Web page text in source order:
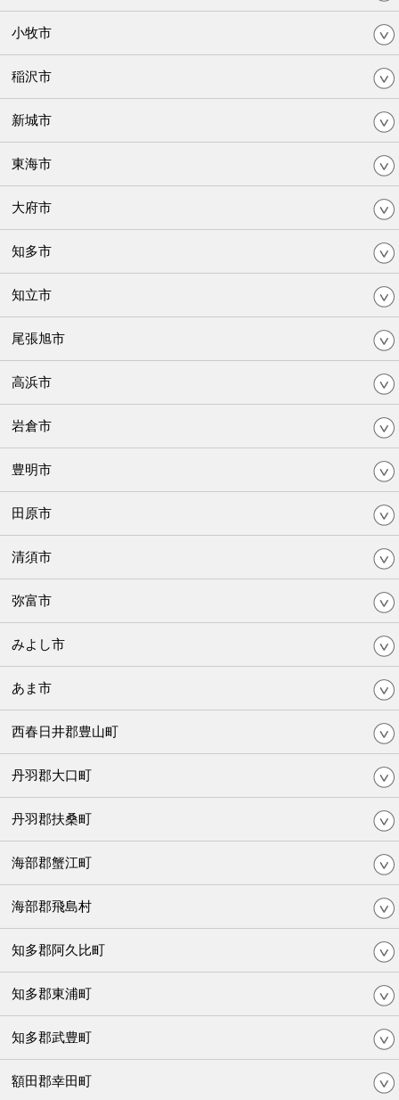
小牧市
稲沢市
新城市
東海市
大府市
知多市
知立市
尾張旭市
高浜市
岩倉市
豊明市
田原市
清須市
弥富市
みよし市
あま市
西春日井郡豊山町
丹羽郡大口町
丹羽郡扶桑町
海部郡蟹江町
海部郡飛島村
知多郡阿久比町
知多郡東浦町
知多郡武豊町
額田郡幸田町